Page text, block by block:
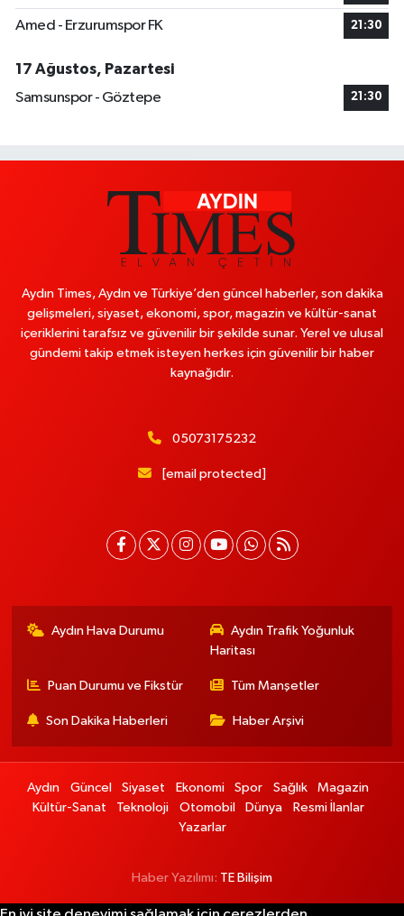
Amed - Erzurumspor FK 21:30
17 Ağustos, Pazartesi
Samsunspor - Göztepe
21:30
Aydın Times, Aydın ve Türkiye’den güncel haberler, son dakika
gelişmeleri, siyaset, ekonomi, spor, magazin ve kültür-sanat
içeriklerini tarafsız ve güvenilir bir şekilde sunar. Yerel ve ulusal
gündemi takip etmek isteyen herkes için güvenilir bir haber
kaynağıdır.
05073175232
[email protected]
Aydın Hava Durumu
Aydın Trafik Yoğunluk
Haritası
Puan Durumu ve Fikstür Tüm Manşetler
Son Dakika Haberleri Haber Arşivi
Aydın Güncel Siyaset Ekonomi Spor Sağlık
Magazin
Kültür-Sanat
Teknoloji Otomobil Dünya
Resmi İlanlar
Yazarlar
Haber Yazılımı: TE Bilişim